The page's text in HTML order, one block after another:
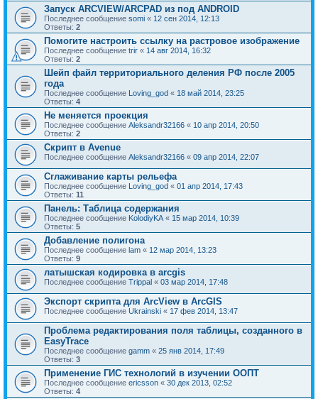
Запуск ARCVIEW/ARCPAD из под ANDROID
Последнее сообщение somi « 12 сен 2014, 12:13
Ответы: 2
Помогите настроить ссылку на растровое изображение
Последнее сообщение trir « 14 авг 2014, 16:32
Ответы: 2
Шейп файл территориального деления РФ после 2005
года
Последнее сообщение Loving_god « 18 май 2014, 23:25
Ответы: 4
Не меняется проекция
Последнее сообщение Aleksandr32166 « 10 апр 2014, 20:50
Ответы: 2
Скрипт в Avenue
Последнее сообщение Aleksandr32166 « 09 апр 2014, 22:07
Сглаживание карты рельефа
Последнее сообщение Loving_god « 01 апр 2014, 17:43
Ответы: 11
Панель: Таблица содержания
Последнее сообщение KolodiyKA « 15 мар 2014, 10:39
Ответы: 5
Добавление полигона
Последнее сообщение lam « 12 мар 2014, 13:23
Ответы: 9
латышская кодировка в arcgis
Последнее сообщение Trippal « 03 мар 2014, 17:48
Экспорт скрипта для ArcView в ArcGIS
Последнее сообщение Ukrainski « 17 фев 2014, 13:47
Проблема редактирования поля таблицы, созданного в
EasyTrace
Последнее сообщение gamm « 25 янв 2014, 17:49
Ответы: 3
Применение ГИС технологий в изучении ООПТ
Последнее сообщение ericsson « 30 дек 2013, 02:52
Ответы: 4